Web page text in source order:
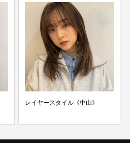
レイヤースタイル《中山》